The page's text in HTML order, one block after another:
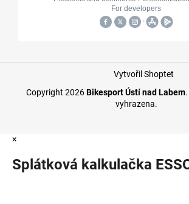
Vytvořil Shoptet
Copyright 2026Bikesport Ústí nad Labem
vyhrazena.
×
Splátková kalkulačka